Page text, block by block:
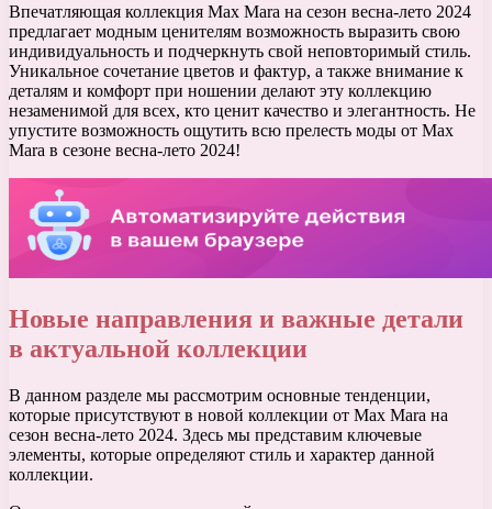
Впечатляющая коллекция Max Mara на сезон весна-лето 2024
предлагает модным ценителям возможность выразить свою
индивидуальность и подчеркнуть свой неповторимый стиль.
Уникальное сочетание цветов и фактур, а также внимание к
деталям и комфорт при ношении делают эту коллекцию
незаменимой для всех, кто ценит качество и элегантность. Не
упустите возможность ощутить всю прелесть моды от Max
Mara в сезоне весна-лето 2024!
Новые направления и важные детали
в актуальной коллекции
В данном разделе мы рассмотрим основные тенденции,
которые присутствуют в новой коллекции от Max Mara на
сезон весна-лето 2024. Здесь мы представим ключевые
элементы, которые определяют стиль и характер данной
коллекции.